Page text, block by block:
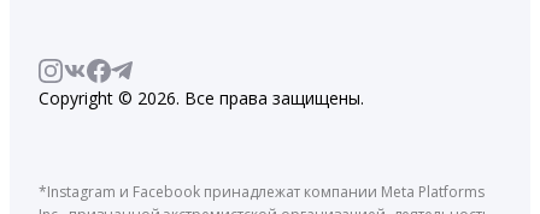
Copyright © 2026. Все права защищены.
*Instagram и Facebook принадлежат компании Meta Platforms